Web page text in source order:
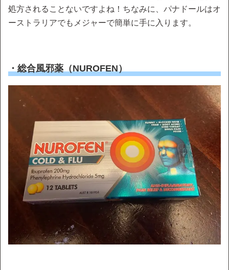
処方されることないですよね！ちなみに、パナドールはオ
ーストラリアでもメジャーで簡単に手に入ります。
・総合風邪薬（NUROFEN）